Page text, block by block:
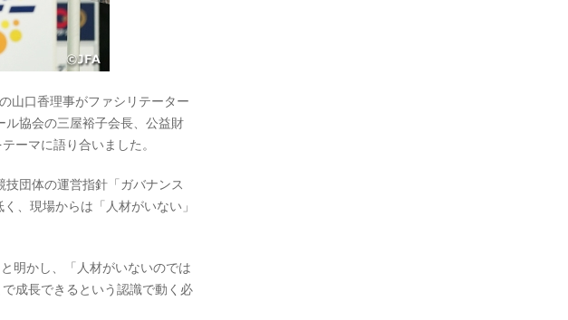
山口香理事がファシリテーター
協会の三屋裕子会長、公益財
ーマに語り合いました。
団体の運営指針「ガバナンス
、現場からは「人材がいない」
明かし、「人材がいないのでは
成長できるという認識で動く必